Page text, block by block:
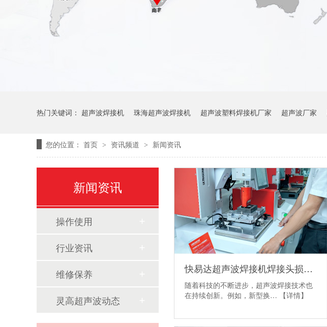
热门关键词： 超声波焊接机 珠海超声波焊接机 超声波塑料焊接机厂家 超声波厂家
您的位置： 首页 > 资讯频道 > 新闻资讯
快易达超声波焊接机焊接头损坏严重？灵高给您故障诊断技巧
随着科技的不断进步，超声波焊接技术也
在持续创新。例如，新型换…
【详情】
新闻资讯
操作使用
行业资讯
维修保养
灵高超声波动态